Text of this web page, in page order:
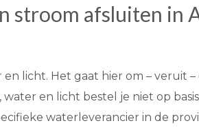
stroom afsluiten in
licht. Het gaat hier om – veruit –
en licht bestel je niet op
waterleverancier in de